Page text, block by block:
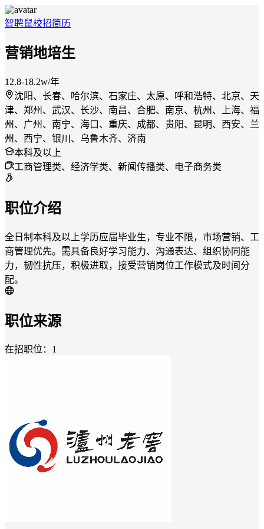
智聘鼠校招简历
营销地培生
12.8-18.2w/年
沈阳、长春、哈尔滨、石家庄、太原、呼和浩特、北京、天
津、郑州、武汉、长沙、南昌、合肥、南京、杭州、上海、福
州、广州、南宁、海口、重庆、成都、贵阳、昆明、西安、兰
州、西宁、银川、乌鲁木齐、济南
本科及以上
工商管理类、经济学类、新闻传播类、电子商务类
职位介绍
全日制本科及以上学历应届毕业生，专业不限，市场营销、工
商管理优先。需具备良好学习能力、沟通表达、组织协同能
力，韧性抗压，积极进取，接受营销岗位工作模式及时间分
配。
职位来源
在招职位：1